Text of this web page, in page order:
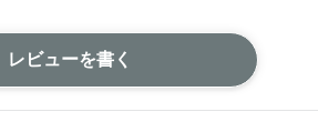
レビューを書く